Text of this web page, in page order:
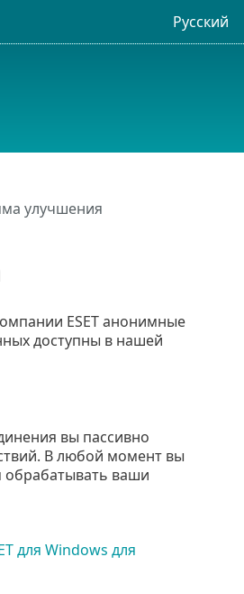
Русский
улучшения
ESET анонимные
доступны в нашей
вы пассивно
В любой момент вы
обрабатывать ваши
для Windows для